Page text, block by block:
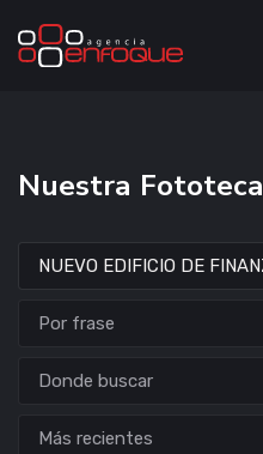
Nuestra Fototeca
Donde buscar